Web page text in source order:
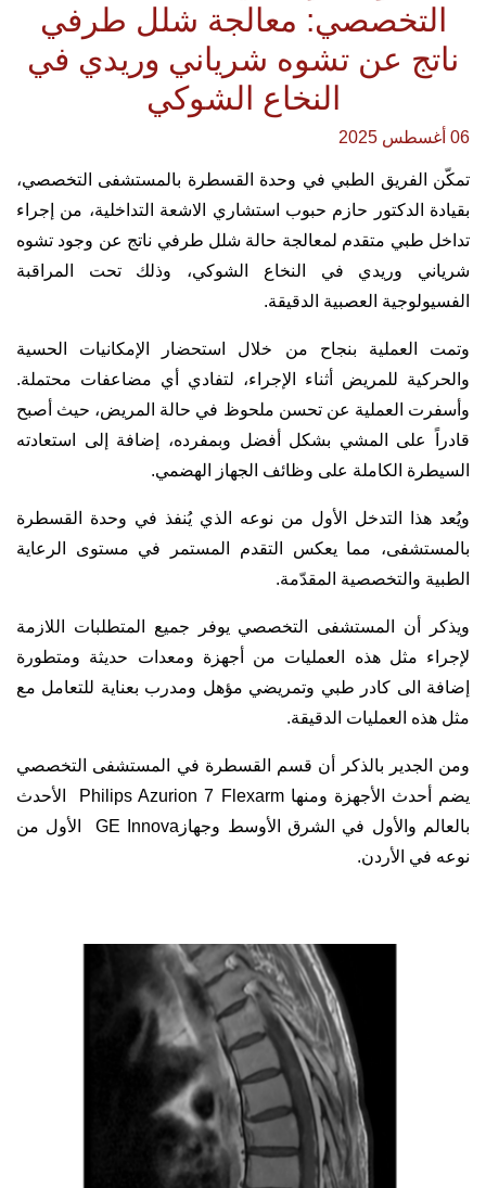
التخصصي: معالجة شلل طرفي
ناتج عن تشوه شرياني وريدي في
النخاع الشوكي
06 أغسطس 2025
تمكّن الفريق الطبي في وحدة القسطرة بالمستشفى التخصصي،
بقيادة الدكتور حازم حبوب استشاري الاشعة التداخلية، من إجراء
تداخل طبي متقدم لمعالجة حالة شلل طرفي ناتج عن وجود تشوه
شرياني وريدي في النخاع الشوكي، وذلك تحت المراقبة
الفسيولوجية العصبية الدقيقة.
وتمت العملية بنجاح من خلال استحضار الإمكانيات الحسية
والحركية للمريض أثناء الإجراء، لتفادي أي مضاعفات محتملة.
وأسفرت العملية عن تحسن ملحوظ في حالة المريض، حيث أصبح
قادراً على المشي بشكل أفضل وبمفرده، إضافة إلى استعادته
السيطرة الكاملة على وظائف الجهاز الهضمي.
ويُعد هذا التدخل الأول من نوعه الذي يُنفذ في وحدة القسطرة
بالمستشفى، مما يعكس التقدم المستمر في مستوى الرعاية
الطبية والتخصصية المقدّمة.
ويذكر أن المستشفى التخصصي يوفر جميع المتطلبات اللازمة
لإجراء مثل هذه العمليات من أجهزة ومعدات حديثة ومتطورة
إضافة الى كادر طبي وتمريضي مؤهل ومدرب بعناية للتعامل مع
مثل هذه العمليات الدقيقة.
ومن الجدير بالذكر أن قسم القسطرة في المستشفى التخصصي
يضم أحدث الأجهزة ومنها Philips Azurion 7 Flexarm الأحدث
بالعالم والأول في الشرق الأوسط وجهازGE Innova الأول من
نوعه في الأردن.